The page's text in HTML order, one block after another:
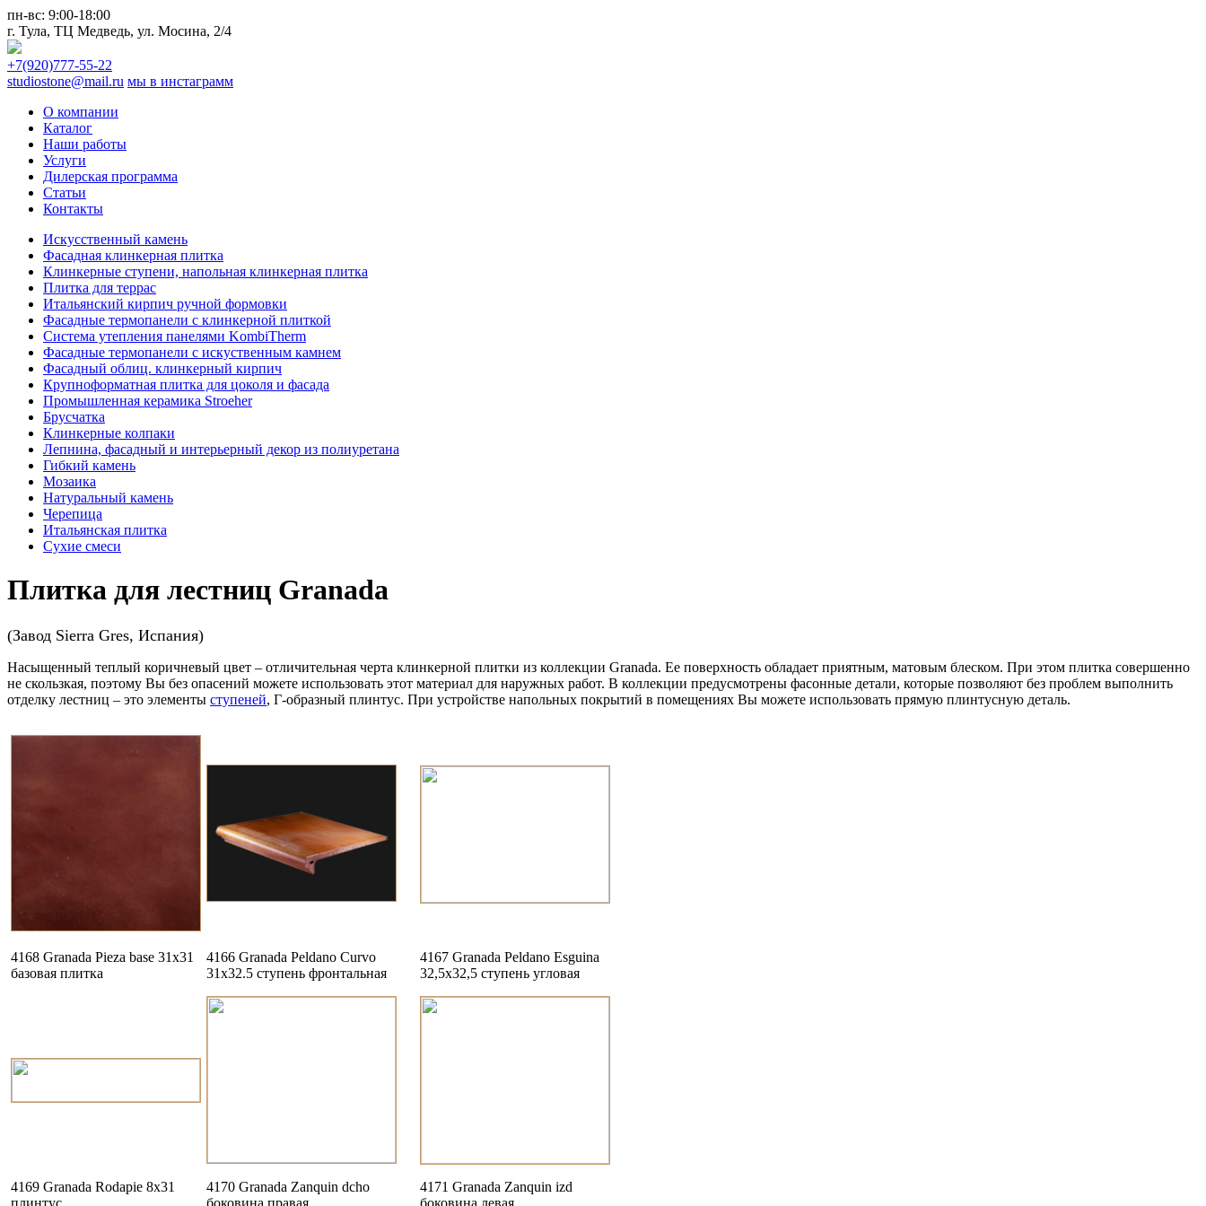
пн-вс: 9:00-18:00
г. Тула, ТЦ Медведь, ул. Мосина, 2/4
+7(920)777-55-22
studiostone@mail.ru мы в инстаграмм
О компании
Каталог
Наши работы
Услуги
Дилерская программа
Статьи
Контакты
Искусственный камень
Фасадная клинкерная плитка
Клинкерные ступени, напольная клинкерная плитка
Плитка для террас
Итальянский кирпич ручной формовки
Фасадные термопанели с клинкерной плиткой
Система утепления панелями KombiTherm
Фасадные термопанели с искуственным камнем
Фасадный облиц. клинкерный кирпич
Крупноформатная плитка для цоколя и фасада
Промышленная керамика Stroeher
Брусчатка
Клинкерные колпаки
Лепнина, фасадный и интерьерный декор из полиуретана
Гибкий камень
Мозаика
Натуральный камень
Черепица
Итальянская плитка
Сухие смеси
Плитка для лестниц Granada
(Завод Sierra Gres, Испания)
Насыщенный теплый коричневый цвет – отличительная черта клинкерной плитки из коллекции Granada. Ее поверхность обладает приятным, матовым блеском. При этом плитка совершенно
не скользкая, поэтому Вы без опасений можете использовать этот материал для наружных работ. В коллекции предусмотрены фасонные детали, которые позволяют без проблем выполнить
отделку лестниц – это элементы ступеней, Г-образный плинтус. При устройстве напольных покрытий в помещениях Вы можете использовать прямую плинтусную деталь.
4168 Granada Pieza base 31x31
базовая плитка
4166 Granada Peldano Curvo
31x32.5 ступень фронтальная
4167 Granada Peldano Esguina
32,5x32,5 ступень угловая
4169 Granada Rodapie 8x31
плинтус
4170 Granada Zanquin dcho
боковина правая
4171 Granada Zanquin izd
боковина левая